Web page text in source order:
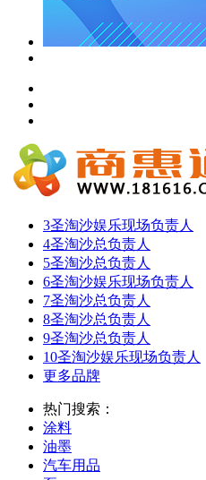
3圣淘沙娱乐现场负责人
4圣淘沙总负责人
5圣淘沙总负责人
6圣淘沙娱乐现场负责人
7圣淘沙总负责人
8圣淘沙总负责人
9圣淘沙总负责人
10圣淘沙娱乐现场负责人
更多品牌
热门搜索：
涂料
油墨
汽车用品